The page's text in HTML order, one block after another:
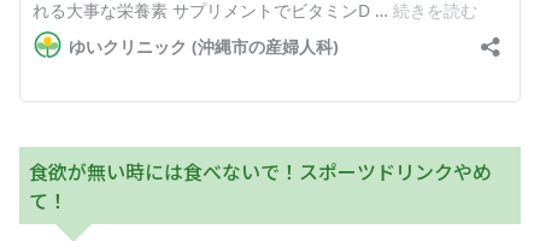
食欲が無い時には食べないで！スポーツドリンクやめ
て！